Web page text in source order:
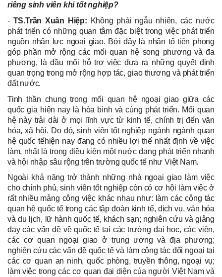
riêng sinh viên khi tốt nghiệp?
- TS.Trần Xuân Hiệp: Không phải ngẫu nhiên, các nước
phát triển có những quan tâm đặc biệt trong việc phát triển
nguồn nhân lực ngoại giao. Bởi đây là nhân tố tiên phong
góp phần mở rộng các mối quan hệ song phương và đa
phương, là đầu mối hỗ trợ việc đưa ra những quyết định
quan trọng trong mở rộng hợp tác, giao thương và phát triển
đất nước.
Tinh thần chung trong mối quan hệ ngoại giao giữa các
quốc gia hiện nay là hòa bình và cùng phát triển. Mối quan
hệ này trải dài ở mọi lĩnh vực từ kinh tế, chính trị đến văn
hóa, xã hội. Do đó, sinh viên tốt nghiệp ngành ngành quan
hệ quốc tếhiện nay đang có nhiều lợi thế nhất định về việc
làm, nhất là trong điều kiện một nước đang phát triển nhanh
và hội nhập sâu rộng trên trường quốc tế như Việt Nam.
Ngoài khả năng trở thành những nhà ngoại giao làm việc
cho chính phủ, sinh viên tốt nghiệp còn có cơ hội làm việc ở
rất nhiều mảng công việc khác nhau như: làm các công tác
quan hệ quốc tế trong các tập đoàn kinh tế, dịch vụ, văn hóa
và du lịch, lữ hành quốc tế, khách sạn; nghiên cứu và giảng
dạy các vấn đề về quốc tế tại các trường đại học, các viện,
các cơ quan ngoại giao ở trung ương và địa phương;
nghiên cứu các vấn đề quốc tế và làm công tác đối ngoại tại
các cơ quan an ninh, quốc phòng, truyền thông, ngoại vụ;
làm việc trong các cơ quan đại diện của người Việt Nam và